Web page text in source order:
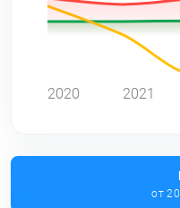
2020 2021
от